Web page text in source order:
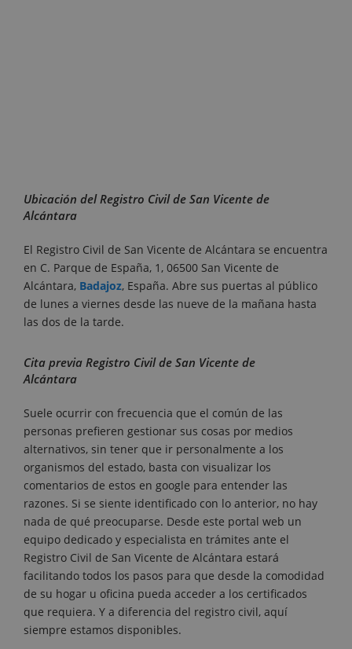
Ubicación del Registro Civil de San Vicente de
Alcántara
El Registro Civil de San Vicente de Alcántara se encuentra
en C. Parque de España, 1, 06500 San Vicente de
Alcántara, Badajoz, España. Abre sus puertas al público
de lunes a viernes desde las nueve de la mañana hasta
las dos de la tarde.
Cita previa Registro Civil de San Vicente de
Alcántara
Suele ocurrir con frecuencia que el común de las
personas prefieren gestionar sus cosas por medios
alternativos, sin tener que ir personalmente a los
organismos del estado, basta con visualizar los
comentarios de estos en google para entender las
razones. Si se siente identificado con lo anterior, no hay
nada de qué preocuparse. Desde este portal web un
equipo dedicado y especialista en trámites ante el
Registro Civil de San Vicente de Alcántara estará
facilitando todos los pasos para que desde la comodidad
de su hogar u oficina pueda acceder a los certificados
que requiera. Y a diferencia del registro civil, aquí
siempre estamos disponibles.